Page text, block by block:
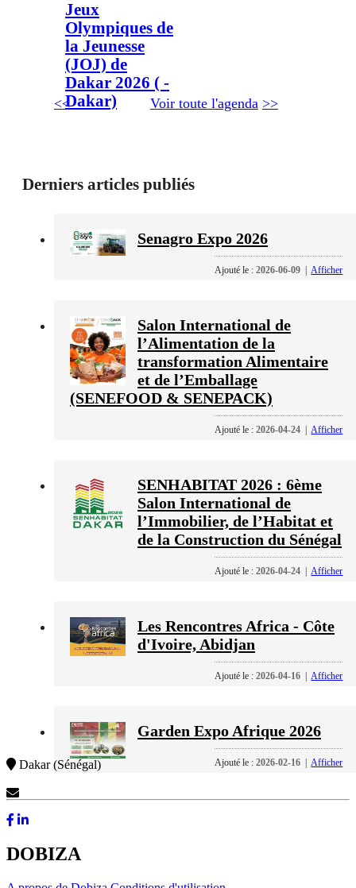
Jeux
Olympiques de
la Jeunesse
(JOJ) de
Dakar 2026 ( -
Dakar)
<< Voir toute l'agenda >>
Derniers articles publiés
Senagro Expo 2026
Ajouté le :2026-06-09 |Afficher
Salon International de
l’Alimentation de la
transformation Alimentaire
et de l’Emballage
(SENEFOOD & SENEPACK)
Ajouté le :2026-04-24 |Afficher
SENHABITAT 2026 : 6ème
Salon International de
l’Immobilier, de l’Habitat et
de la Construction du Sénégal
Ajouté le :2026-04-24 |Afficher
Les Rencontres Africa - Côte
d'Ivoire, Abidjan
Ajouté le :2026-04-16 |Afficher
Garden Expo Afrique 2026
Ajouté le :2026-02-16 |Afficher
Dakar (Sénégal)
DOBIZA